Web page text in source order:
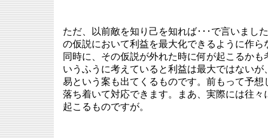
ただ、以前敵を知り己を知れば･･･で言いまし
の仮説において利益を最大化できるように作
同時に、その仮説が外れた時に何が起こるか
いうふうに考えていると利益は最大ではないが
易という案も出てくるものです。前もって予想
落ち着いて対応できます。まあ、実際には往
起こるものですが。